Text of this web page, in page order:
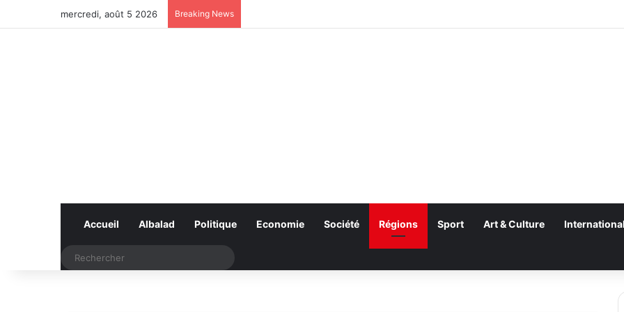
mercredi, août 5 2026 Breaking News
Accueil Albalad Politique Economie Société Régions Sport Art & Culture International